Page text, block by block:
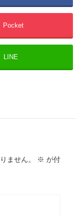
Pocket
LINE
ません。 ※ が付